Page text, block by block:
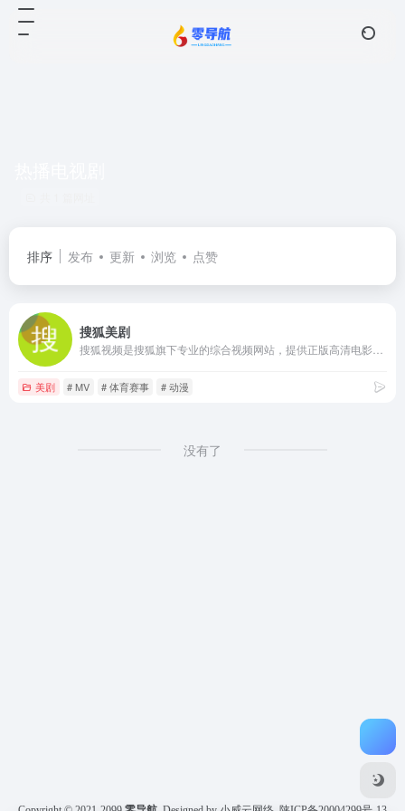
排序 发布 更新 浏览 点赞
搜狐美剧
美剧 # MV # 体育赛事 # 动漫
没有了